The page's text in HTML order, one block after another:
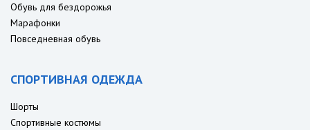
Обувь для бездорожья
Марафонки
Повседневная обувь
СПОРТИВНАЯ ОДЕЖДА
Шорты
Спортивные костюмы